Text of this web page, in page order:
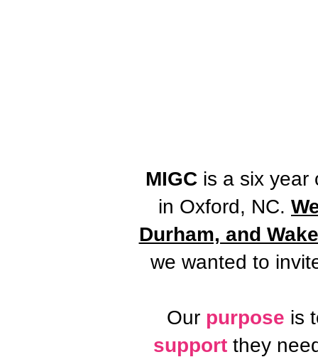
MIGCis a six year
in Oxford, NC.
Durham, and
we wanted to
Our purpose is
support they